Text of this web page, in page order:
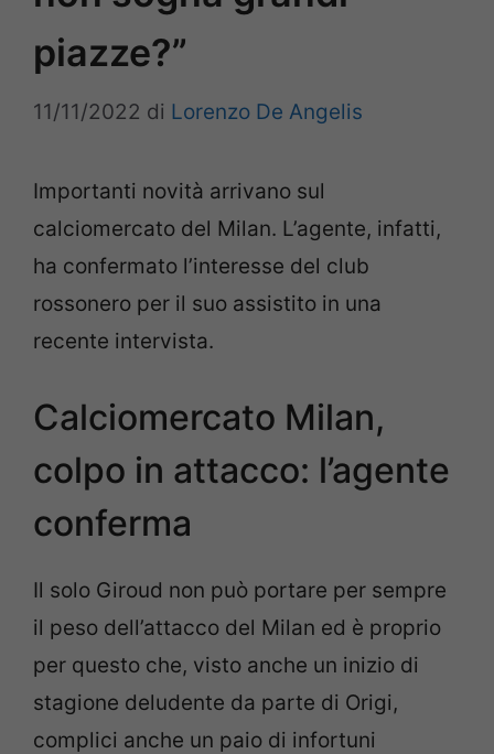
piazze?”
11/11/2022 di Lorenzo De Angelis
Importanti novità arrivano sul
calciomercato del Milan. L’agente, infatti,
ha confermato l’interesse del club
rossonero per il suo assistito in una
recente intervista.
Calciomercato Milan,
colpo in attacco: l’agente
conferma
Il solo Giroud non può portare per sempre
il peso dell’attacco del Milan ed è proprio
per questo che, visto anche un inizio di
stagione deludente da parte di Origi,
complici anche un paio di infortuni